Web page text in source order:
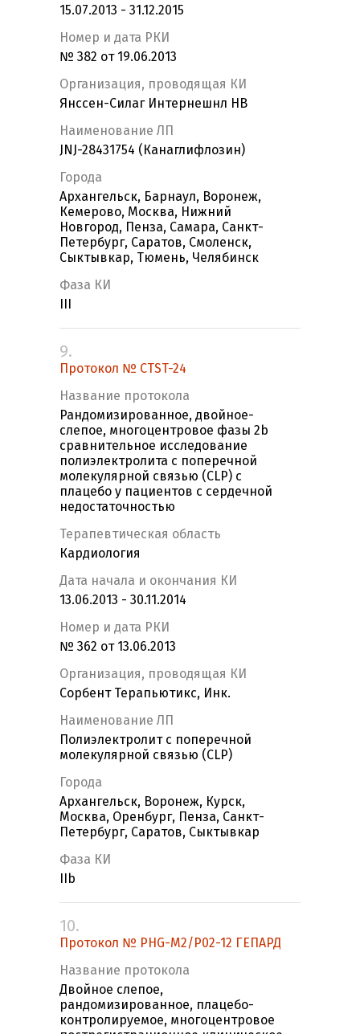
15.07.2013 - 31.12.2015
Номер и дата РКИ
№ 382 от 19.06.2013
Организация, проводящая КИ
Янссен-Силаг Интернешнл НВ
Наименование ЛП
JNJ-28431754 (Канаглифлозин)
Города
Архангельск, Барнаул, Воронеж,
Кемерово, Москва, Нижний
Новгород, Пенза, Самара, Санкт-
Петербург, Саратов, Смоленск,
Сыктывкар, Тюмень, Челябинск
Фаза КИ
9.
Протокол № CTST-24
Название протокола
Рандомизированное, двойное-
слепое, многоцентровое фазы 2b
сравнительное исследование
полиэлектролита с поперечной
молекулярной связью (CLP) с
плацебо у пациентов с сердечной
недостаточностью
Терапевтическая область
Кардиология
Дата начала и окончания КИ
13.06.2013 - 30.11.2014
Номер и дата РКИ
№ 362 от 13.06.2013
Организация, проводящая КИ
Сорбент Терапьютикс, Инк.
Наименование ЛП
Полиэлектролит с поперечной
молекулярной связью (CLP)
Города
Архангельск, Воронеж, Курск,
Москва, Оренбург, Пенза, Санкт-
Петербург, Саратов, Сыктывкар
Фаза КИ
IIb
10.
Протокол № PHG-M2/P02-12 ГЕПАРД
Название протокола
Двойное слепое,
рандомизированное, плацебо-
контролируемое, многоцентровое